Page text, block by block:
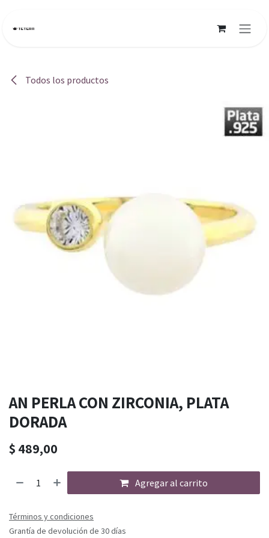
Todos los productos
AN PERLA CON ZIRCONIA, PLATA
DORADA
$ 489,00
Agregar al carrito
Términos y condiciones
Grantía de devolución de 30 días